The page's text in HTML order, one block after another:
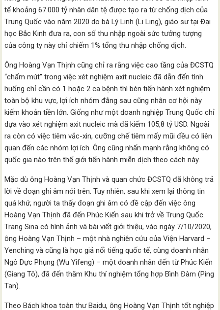
tế khoảng 67.000 tỷ nhân dân tệ được tạo ra từ chống dịch của
Trung Quốc vào năm 2020 do bà Lý Linh (Li Ling), giáo sư tại Đại
học Bắc Kinh đưa ra, con số thu nhập ngoài sức tưởng tượng
của công ty này chỉ chiếm 1% tổng thu nhập chống dịch.
Ông Hoàng Vạn Thịnh cũng chỉ ra rằng việc cao tầng của ĐCSTQ
“chấm mút” trong việc xét nghiệm axit nucleic đã dẫn đến tình
huống chỉ cần có 1 hoặc 2 ca bệnh thì bèn tiến hành xét nghiệm
toàn bộ khu vực, lợi ích nhóm đằng sau cũng nhân cơ hội này
kiếm khoản tiền lớn. Giống như một doanh nghiệp Trung Quốc chỉ
dựa vào xét nghiệm axit nucleic mà đã kiếm 105,8 tỷ USD. Ngoài
ra còn có việc tiêm vắc-xin, cưỡng chế tiêm mấy mũi đều có liên
quan đến các nhóm lợi ích. Ông cũng nhấn mạnh rằng không có
quốc gia nào trên thế giới tiến hành miễn dịch theo cách này.
Mặc dù ông Hoàng Vạn Thịnh và quan chức ĐCSTQ đã không trả
lời về đoạn ghi âm nói trên. Tuy nhiên, sau khi xem lại thông tin
quá khứ, người ta thấy đoạn ghi âm có đề cập đến việc ông
Hoàng Vạn Thịnh đã đến Phúc Kiến sau khi trở về Trung Quốc.
Trang Sina có hình ảnh và bài viết giới thiệu, vào ngày 7/10/2020,
ông Hoàng Vạn Thịnh – một nhà nghiên cứu của Viện Harvard –
Yenching và cũng là học giả nổi tiếng quốc tế, cùng doanh nhân
Ngô Dực Phụng (Wu Yifeng) – một doanh nhân đến từ Phúc Kiến
(Giang Tô), đã đến thăm Khu thí nghiệm tổng hợp Bình Đàm (Ping
Tan).
Theo Bách khoa toàn thư Baidu, ông Hoàng Vạn Thịnh tốt nghiệp